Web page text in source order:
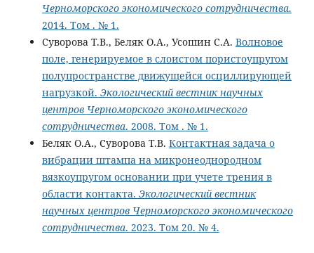
Черноморского экономического сотрудничества.
2014. Том . № 1.
Суворова Т.В., Беляк О.А., Усошин С.А. Волновое
поле, генерируемое в слоистом пористоупругом
полупространстве движущейся осциллирующей
нагрузкой. Экологический вестник научных
центров Черноморского экономического
сотрудничества. 2008. Том . № 1.
Беляк О.А., Суворова Т.В. Контактная задача о
вибрации штампа на микронеоднородном
вязкоупругом основании при учете трения в
области контакта. Экологический вестник
научных центров Черноморского экономического
сотрудничества. 2023. Том 20. № 4.